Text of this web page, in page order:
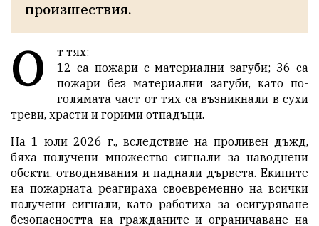
О
т тях:
12 са пожари с материални загуби; 36 са
пожари без материални загуби, като по-
голямата част от тях са възникнали в сухи
треви, храсти и горими отпадъци.
На 1 юли 2026 г., вследствие на проливен дъжд,
бяха получени множество сигнали за наводнени
обекти, отводнявания и паднали дървета. Екипите
на пожарната реагираха своевременно на всички
получени сигнали, като работиха за осигуряване
безопасността на гражданите и ограничаване на